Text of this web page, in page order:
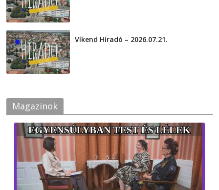
Víkend Híradó – 2026.07.21.
Magazinok